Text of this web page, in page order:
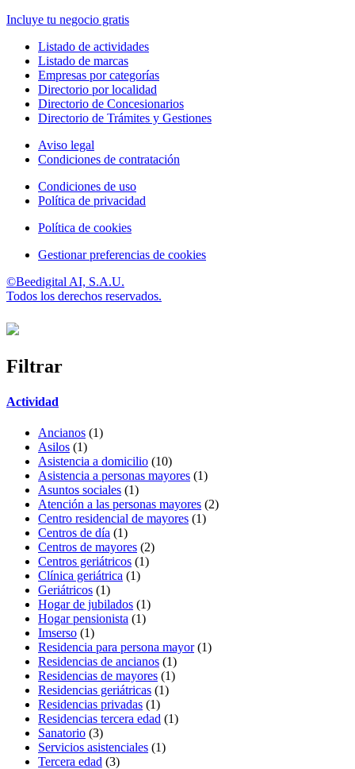
Incluye tu negocio gratis
Listado de actividades
Listado de marcas
Empresas por categorías
Directorio por localidad
Directorio de Concesionarios
Directorio de Trámites y Gestiones
Aviso legal
Condiciones de contratación
Condiciones de uso
Política de privacidad
Política de cookies
Gestionar preferencias de cookies
©Beedigital AI, S.A.U.
Todos los derechos reservados.
Filtrar
Actividad
Ancianos (1)
Asilos (1)
Asistencia a domicilio (10)
Asistencia a personas mayores (1)
Asuntos sociales (1)
Atención a las personas mayores (2)
Centro residencial de mayores (1)
Centros de día (1)
Centros de mayores (2)
Centros geriátricos (1)
Clínica geriátrica (1)
Geriátricos (1)
Hogar de jubilados (1)
Hogar pensionista (1)
Imserso (1)
Residencia para persona mayor(1)
Residencias de ancianos (1)
Residencias de mayores (1)
Residencias geriátricas (1)
Residencias privadas (1)
Residencias tercera edad (1)
Sanatorio (3)
Servicios asistenciales (1)
Tercera edad (3)